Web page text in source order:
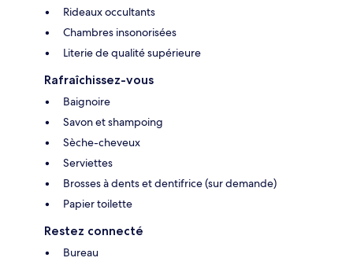
Rideaux occultants
Chambres insonorisées
Literie de qualité supérieure
Rafraîchissez-vous
Baignoire
Savon et shampoing
Sèche-cheveux
Serviettes
Brosses à dents et dentifrice (sur demande)
Papier toilette
Restez connecté
Bureau